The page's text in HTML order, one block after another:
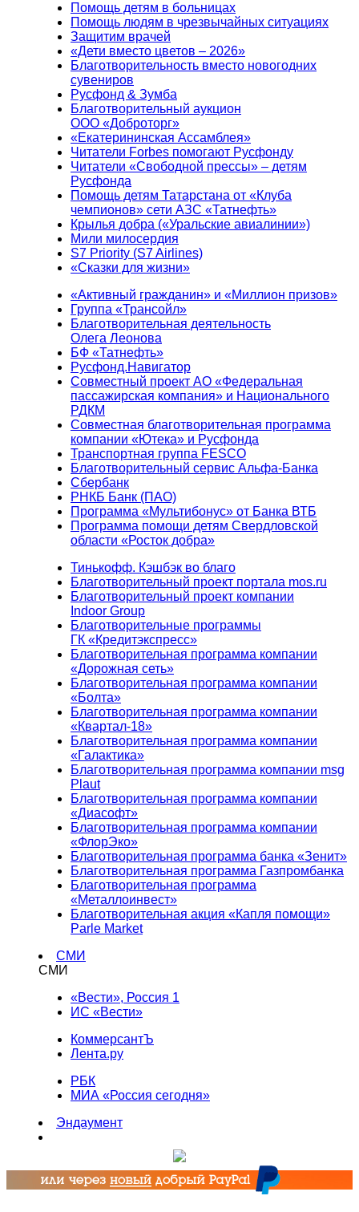
Помощь детям в больницах
Помощь людям в чрезвычайных ситуациях
Защитим врачей
«Дети вместо цветов – 2026»
Благотворительность вместо новогодних
сувениров
Русфонд & Зумба
Благотворительный аукцион
ООО «Доброторг»
«Екатерининская Ассамблея»
Читатели Forbes помогают Русфонду
Читатели «Свободной прессы» – детям
Русфонда
Помощь детям Татарстана от «Клуба
чемпионов» сети АЗС «Татнефть»
Крылья добра («Уральские авиалинии»)
Мили милосердия
S7 Priority (S7 Airlines)
«Сказки для жизни»
«Активный гражданин» и «Миллион призов»
Группа «Трансойл»
Благотворительная деятельность
Олега Леонова
БФ «Татнефть»
Русфонд.Навигатор
Совместный проект АО «Федеральная
пассажирская компания» и Национального
РДКМ
Совместная благотворительная программа
компании «Ютека» и Русфонда
Транспортная группа FESCO
Благотворительный сервис Альфа-Банка
Сбербанк
РНКБ Банк (ПАО)
Программа «Мультибонус» от Банка ВТБ
Программа помощи детям Свердловской
области «Росток добра»
Тинькофф. Кэшбэк во благо
Благотворительный проект портала mos.ru
Благотворительный проект компании
Indoor Group
Благотворительные программы
ГК «Кредитэкспресс»
Благотворительная программа компании
«Дорожная сеть»
Благотворительная программа компании
«Болта»
Благотворительная программа компании
«Квартал-18»
Благотворительная программа компании
«Галактика»
Благотворительная программа компании msg
Plaut
Благотворительная программа компании
«Диасофт»
Благотворительная программа компании
«ФлорЭко»
Благотворительная программа банка «Зенит»
Благотворительная программа Газпромбанка
Благотворительная программа
«Металлоинвест»
Благотворительная акция «Капля помощи»
Parle Market
СМИ
СМИ
«Вести», Россия 1
ИС «Вести»
КоммерсантЪ
Лента.ру
РБК
МИА «Россия сегодня»
Эндаумент